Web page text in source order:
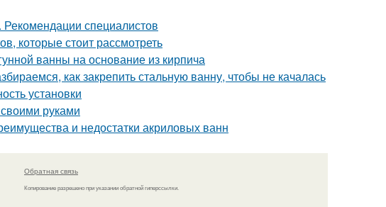
специалистов
которые стоит рассмотреть
ванны на основание из кирпича
как закрепить стальную ванну, чтобы не качалась
установки
руками
и недостатки акриловых ванн
Обратная связь
Копирование разрешено при указании обратной гиперссылки.